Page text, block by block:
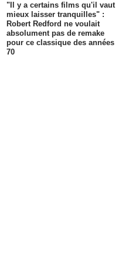
"Il y a certains films qu'il vaut
mieux laisser tranquilles" :
Robert Redford ne voulait
absolument pas de remake
pour ce classique des années
70